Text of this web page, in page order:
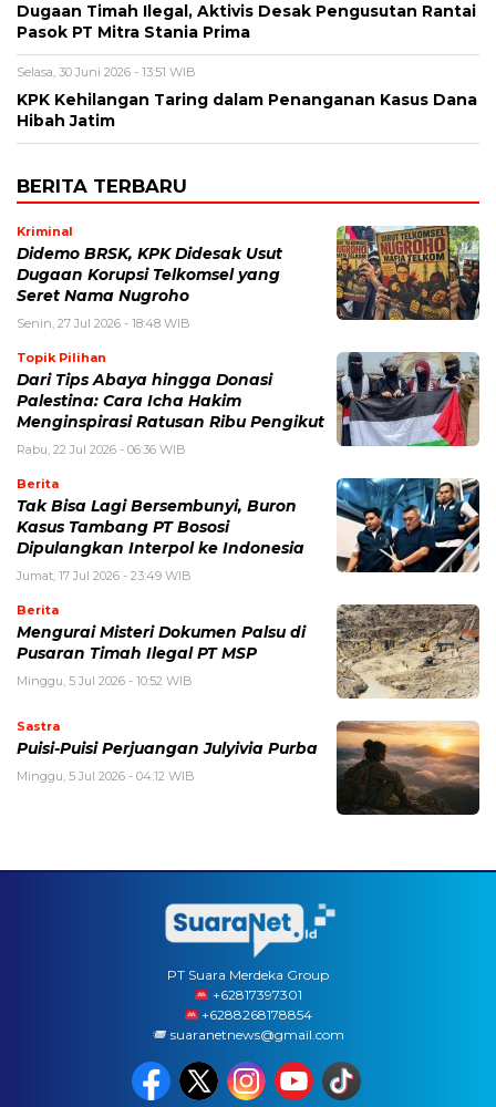
Dugaan Timah Ilegal, Aktivis Desak Pengusutan Rantai
Pasok PT Mitra Stania Prima
Selasa, 30 Juni 2026 - 13:51 WIB
KPK Kehilangan Taring dalam Penanganan Kasus Dana
Hibah Jatim
BERITA TERBARU
Kriminal
Didemo BRSK, KPK Didesak Usut
Dugaan Korupsi Telkomsel yang
Seret Nama Nugroho
Senin, 27 Jul 2026 - 18:48 WIB
Topik Pilihan
Dari Tips Abaya hingga Donasi
Palestina: Cara Icha Hakim
Menginspirasi Ratusan Ribu Pengikut
Rabu, 22 Jul 2026 - 06:36 WIB
Berita
Tak Bisa Lagi Bersembunyi, Buron
Kasus Tambang PT Bososi
Dipulangkan Interpol ke Indonesia
Jumat, 17 Jul 2026 - 23:49 WIB
Berita
Mengurai Misteri Dokumen Palsu di
Pusaran Timah Ilegal PT MSP
Minggu, 5 Jul 2026 - 10:52 WIB
Sastra
Puisi-Puisi Perjuangan Julyivia Purba
Minggu, 5 Jul 2026 - 04:12 WIB
PT Suara Merdeka Group
‪+62817397301
+6288268178854
suaranetnews@gmail.com